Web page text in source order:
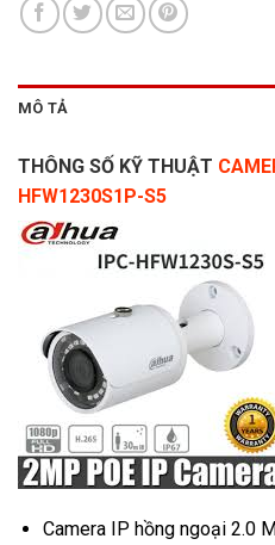
MÔ TẢ
THÔNG SỐ KỸ THUẬT
HFW1230S1P-S5
Camera IP hồng ngoại 2.0